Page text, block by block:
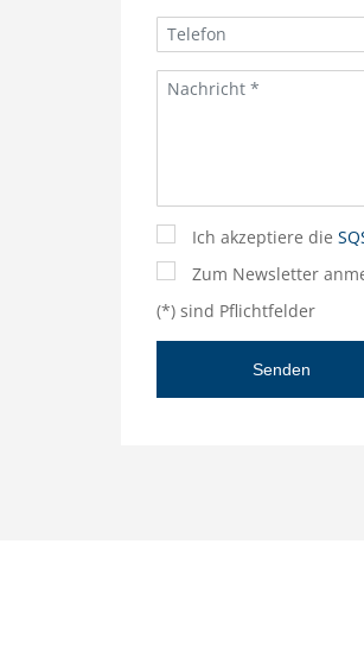
Ich akzeptiere die
Zum Newsletter
(*) sind Pflichtfelder